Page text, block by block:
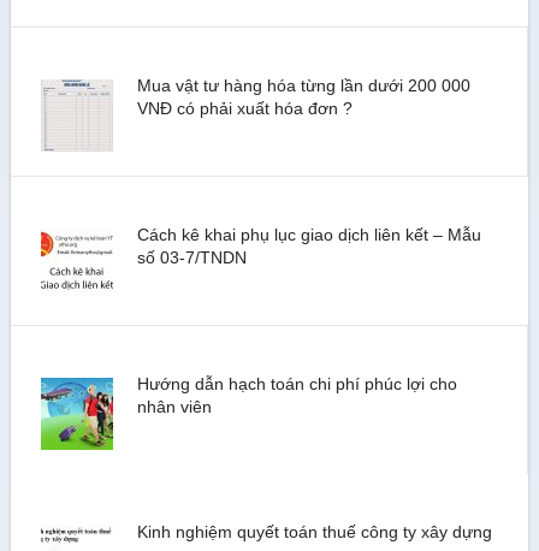
Mua vật tư hàng hóa từng lần dưới 200 000
VNĐ có phải xuất hóa đơn ?
Cách kê khai phụ lục giao dịch liên kết – Mẫu
số 03-7/TNDN
Hướng dẫn hạch toán chi phí phúc lợi cho
nhân viên
Kinh nghiệm quyết toán thuế công ty xây dựng